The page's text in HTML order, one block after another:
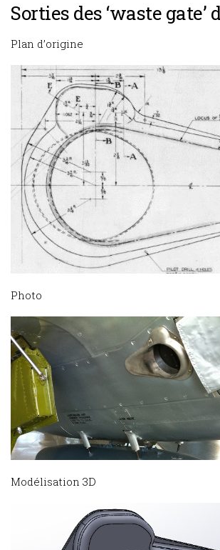
Sorties des ‘waste gate’
Plan d’origine
Photo
Modélisation 3D